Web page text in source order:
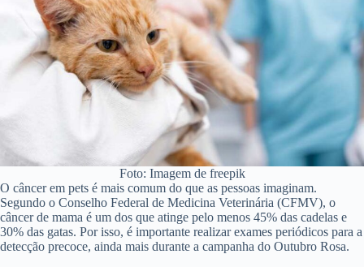
Foto: Imagem de freepik
O câncer em pets é mais comum do que as pessoas imaginam.
Segundo o Conselho Federal de Medicina Veterinária (CFMV), o
câncer de mama é um dos que atinge pelo menos 45% das cadelas e
30% das gatas. Por isso, é importante realizar exames periódicos para a
detecção precoce, ainda mais durante a campanha do Outubro Rosa.